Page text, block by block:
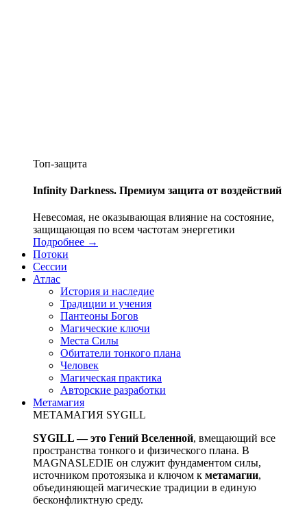
Топ-защита
Infinity Darkness. Премиум защита от воздействий
Невесомая, не оказывающая влияние на состояние,
защищающая по всем частотам энергетики
Подробнее →
Потоки
Сессии
Атлас
История и наследие
Традиции и учения
Пантеоны Богов
Магические ключи
Места Силы
Обитатели тонкого плана
Человек
Магическая практика
Авторские разработки
Метамагия
МЕТАМАГИЯ SYGILL
SYGILL — это Гений Вселенной, вмещающий все
пространства тонкого и физического плана. В
MAGNASLEDIE он служит фундаментом силы,
источником протоязыка и ключом к метамагии,
объединяющей магические традиции в единую
бесконфликтную среду.